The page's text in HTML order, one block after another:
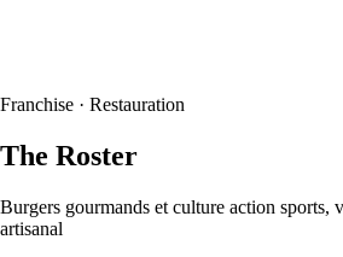
Franchise · Restauration
The Roster
Burgers gourmands et culture action sports,
artisanal